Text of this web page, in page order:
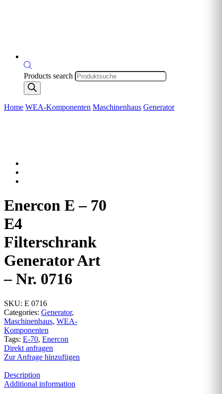
Products search
Home WEA-Komponenten Maschinenhaus Generator
Enercon E – 70
E4
Filterschrank
Generator Art
– Nr. 0716
SKU: E 0716
Categories: Generator,
Maschinenhaus, WEA-
Komponenten
Tags: E-70, Enercon
Direkt anfragen
Zur Anfrage hinzufügen
Description
Additional information